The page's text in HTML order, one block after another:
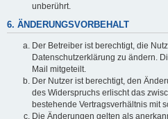
unberührt.
6. ÄNDERUNGSVORBEHALT
Der Betreiber ist berechtigt, die
Datenschutzerklärung zu ändern.
Mail mitgeteilt.
Der Nutzer ist berechtigt, den
des Widerspruchs erlischt das
bestehende Vertragsverhältnis mit
Die Änderungen gelten als